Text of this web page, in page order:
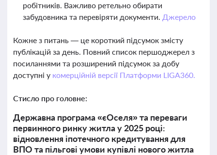
робітників. Важливо ретельно обирати
забудовника та перевіряти документи. Джерело
Кожне з питань — це короткий підсумок змісту
публікацій за день. Повний список першоджерел з
посиланнями та розширений підсумок за добу
доступні у комерційній версії Платформи LIGA360.
Стисло про головне:
Державна програма «єОселя» та переваги
первинного ринку житла у 2025 році:
відновлення іпотечного кредитування для
ВПО та пільгові умови купівлі нового житла